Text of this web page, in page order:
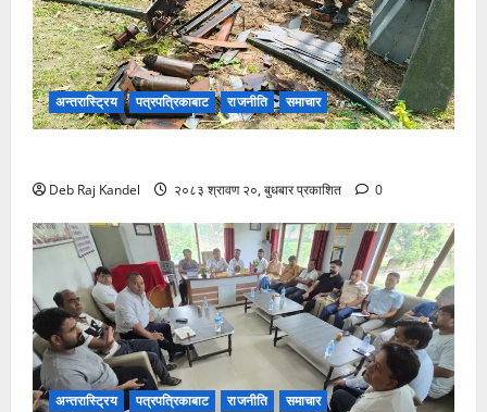
अन्तरास्ट्रिय पत्रपत्रिकाबाट राजनीति समाचार
Deb Raj Kandel २०८३ श्रावण २०, बुधबार प्रकाशित 0
अन्तरास्ट्रिय पत्रपत्रिकाबाट राजनीति समाचार